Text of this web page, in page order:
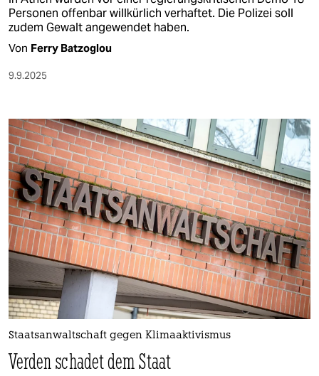
Personen offenbar willkürlich verhaftet. Die Polizei soll
zudem Gewalt angewendet haben.
Von Ferry Batzoglou
9.9.2025
Staatsanwaltschaft gegen Klimaaktivismus
Verden schadet dem Staat